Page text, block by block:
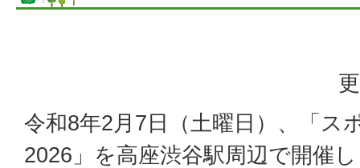
令和8年2月7日（土曜日）、「ス
2026」を高座渋谷駅周辺で開催